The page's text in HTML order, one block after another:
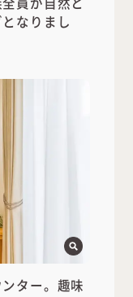
なりまし
ター。趣味